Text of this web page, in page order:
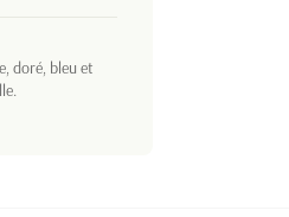
doré, bleu et